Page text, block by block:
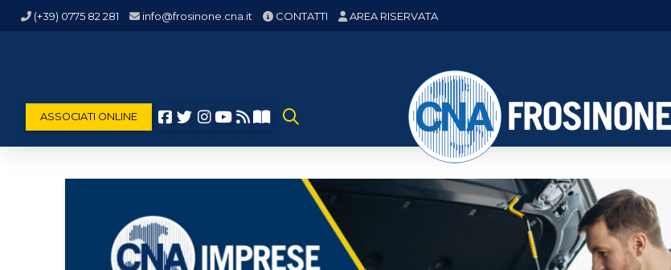
(+39) 0775 82 281 info@frosinone.cna.it CONTATTI AREA RISERVATA
ASSOCIATI ONLINE